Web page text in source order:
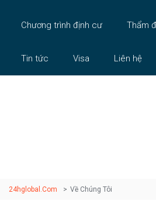
Chương trình định cư Thẩm
Tin tức Visa Liên hệ
24hglobal.com > Về Chúng Tôi